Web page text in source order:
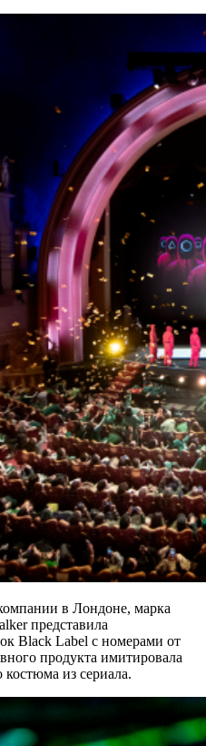
в Лондоне, марка
представила
Black Label с номерами от
продукта имитировала
костюма из сериала.